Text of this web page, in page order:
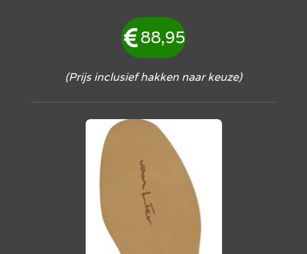
88,95
(Prijs inclusief hakken naar keuze)